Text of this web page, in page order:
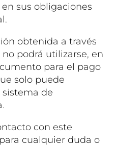
sus obligaciones
obtenida a través
podrá utilizarse, en
para el pago
solo puede
de
con este
cualquier duda o